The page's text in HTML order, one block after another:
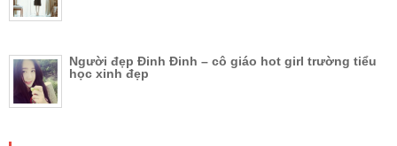
Người đẹp Đinh Đinh – cô giáo hot girl trường tiểu
học xinh đẹp